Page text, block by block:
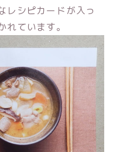
レシピカードが入っ
ています。